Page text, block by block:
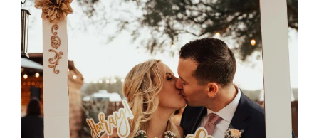
HERINNERINGEN
OP
JOUW
EVENEMENT